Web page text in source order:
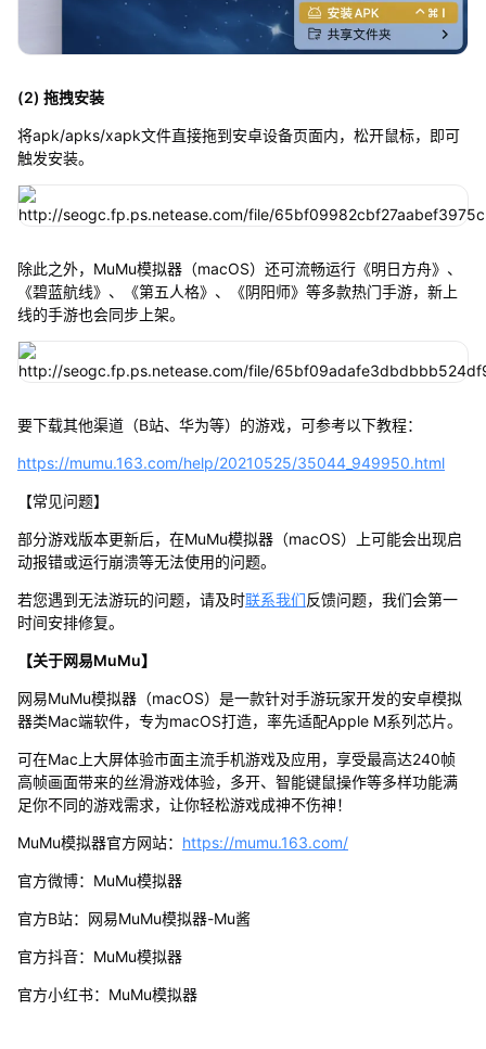
(2) 拖拽安装
将apk/apks/xapk文件直接拖到安卓设备页面内，松开鼠标，即可
触发安装。
除此之外，MuMu模拟器（macOS）还可流畅运行《明日方舟》、
《碧蓝航线》、《第五人格》、《阴阳师》等多款热门手游，新上
线的手游也会同步上架。
要下载其他渠道（B站、华为等）的游戏，可参考以下教程：
https://mumu.163.com/help/20210525/35044_949950.html
【常见问题】
部分游戏版本更新后，在MuMu模拟器（macOS）上可能会出现启
动报错或运行崩溃等无法使用的问题。
若您遇到无法游玩的问题，请及时联系我们反馈问题，我们会第一
时间安排修复。
【关于网易MuMu】
网易MuMu模拟器（macOS）是一款针对手游玩家开发的安卓模拟
器类Mac端软件，专为macOS打造，率先适配Apple M系列芯片。
可在Mac上大屏体验市面主流手机游戏及应用，享受最高达240帧
高帧画面带来的丝滑游戏体验，多开、智能键鼠操作等多样功能满
足你不同的游戏需求，让你轻松游戏成神不伤神！
MuMu模拟器官方网站： https://mumu.163.com/
官方微博：MuMu模拟器
官方B站：网易MuMu模拟器-Mu酱
官方抖音：MuMu模拟器
官方小红书：MuMu模拟器